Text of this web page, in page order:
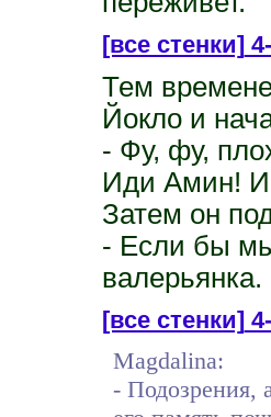
[все стенки]
Тем
Йокло и
- Фу, фу,
Иди Амин!
Затем он
- Если бы мы
валерьянка.
[все стенки]
Magdalina:
- Подозрения,